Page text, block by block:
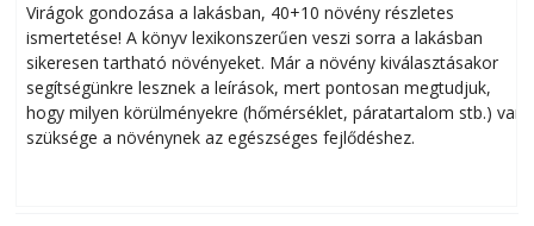
Virágok gondozása a lakásban, 40+10 növény részletes
ismertetése! A könyv lexikonszerűen veszi sorra a lakásban
sikeresen tart­ha­tó növényeket. Már a növény kiválasztásakor
segítségünkre lesznek a leírások, mert pontosan megtudjuk,
hogy milyen körülményekre (hőmérséklet, páratartalom stb.) van
szüksége a növénynek az egészséges fejlődéshez.